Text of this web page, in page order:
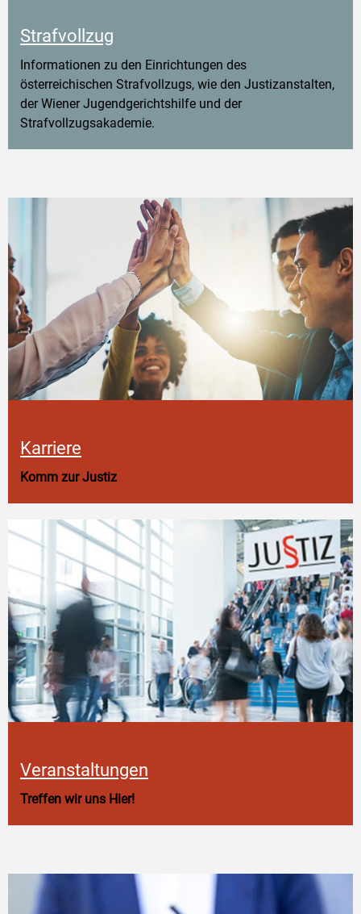
Strafvollzug
Informationen zu den Einrichtungen des
österreichischen Strafvollzugs, wie den Justizanstalten,
der Wiener Jugendgerichtshilfe und der
Strafvollzugsakademie.
Karriere
Komm zur Justiz
Veranstaltungen
Treffen wir uns Hier!